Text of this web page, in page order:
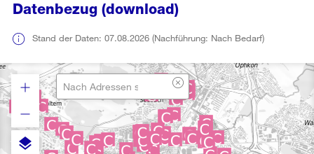
Datenbezug (download)
Stand der Daten: 07.08.2026 (Nachführung: Nach Bedarf)
layers